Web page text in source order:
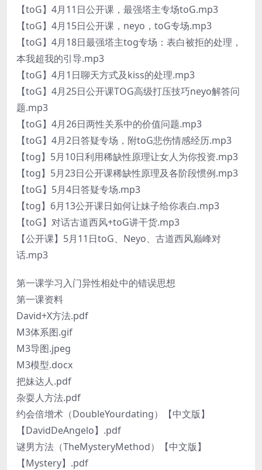
【toG】4月11日公开课，最强塔主专场toG.mp3
【toG】4月15日公开课，neyo，toG专场.mp3
【toG】4月18日最强塔主tog专场：表白被拒的处理，
本我超我的引导.mp3
【toG】4月1日聊天方式及kiss的处理.mp3
【toG】4月25日公开课TOG高级打压技巧neyo解答问
题.mp3
【toG】4月26日两性关系中的价值问题.mp3
【toG】4月2日答疑专场，附toG悲伤情感经历.mp3
【tog】5月10日利用稀缺性原理让女人为你投资.mp3
【tog】5月23日公开课稀缺性原理及各阶段惯例.mp3
【toG】5月4日答疑专场.mp3
【tog】6月13公开课日如何让妹子给你表白.mp3
【toG】对话古道西风+toG讲干货.mp3
【公开课】5月11日toG、Neyo、古道西风巅峰对
话.mp3
第一课学习入门异性相处中的错误思想
第一课资料
David+X方法.pdf
M3体系图.gif
M3导图.jpeg
M3模型.docx
把妹达人.pdf
杂耍人方法.pdf
约会倍增术（DoubleYourdating）【中文版】
【DavidDeAngelo】.pdf
谜男方法（TheMysteryMethod）【中文版】
【Mystery】.pdf